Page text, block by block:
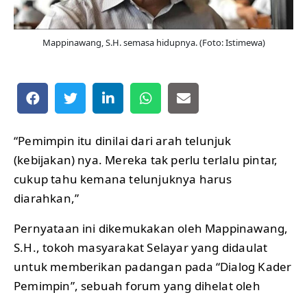
Mappinawang, S.H. semasa hidupnya. (Foto: Istimewa)
“Pemimpin itu dinilai dari arah telunjuk
(kebijakan) nya. Mereka tak perlu terlalu pintar,
cukup tahu kemana telunjuknya harus
diarahkan,”
Pernyataan ini dikemukakan oleh Mappinawang,
S.H., tokoh masyarakat Selayar yang didaulat
untuk memberikan padangan pada “Dialog Kader
Pemimpin”, sebuah forum yang dihelat oleh